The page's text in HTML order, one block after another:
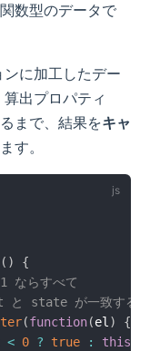
数型のデータで
ンに加工したデー
出プロパティ
まで、結果をキャ
す。
( )
{
らすべて
state が一致するもの
(function(el )
{
< 0 ? true : this